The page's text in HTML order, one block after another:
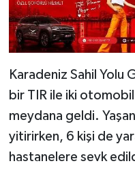
Karadeniz Sahil Yolu
bir TIR ile iki
meydana geldi.
yitirirken, 6 kişi de
hastanelere sevk